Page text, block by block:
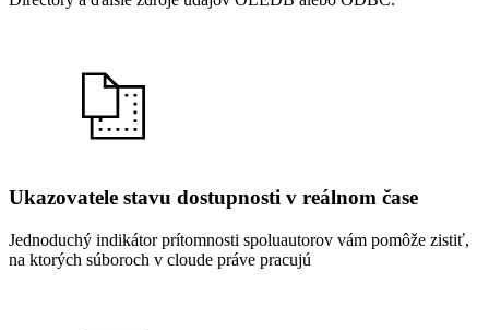
Ukazovatele stavu dostupnosti v reálnom čase
Jednoduchý indikátor prítomnosti spoluautorov vám pomôže zistiť,
na ktorých súboroch v cloude práve pracujú